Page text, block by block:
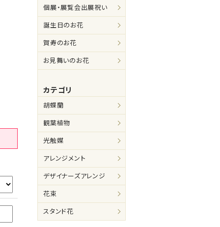
個展・展覧会出展祝い
誕生日のお花
賀寿のお花
お見舞いのお花
カテゴリ
胡蝶蘭
観葉植物
光触媒
アレンジメント
デザイナーズアレンジ
花束
スタンド花